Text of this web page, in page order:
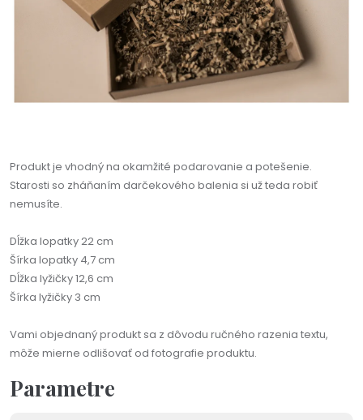
Produkt je vhodný na okamžité podarovanie a potešenie.
Starosti so zháňaním darčekového balenia si už teda robiť
nemusíte.
​​​​​​​Dĺžka lopatky 22 cm
Šírka lopatky 4,7 cm
Dĺžka lyžičky 12,6 cm
Šírka lyžičky 3 cm
Vami objednaný produkt sa z dôvodu ručného razenia textu,
môže mierne odlišovať od fotografie produktu.
Parametre